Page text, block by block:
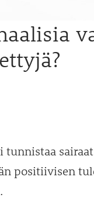
tunnistaa
positiivisen